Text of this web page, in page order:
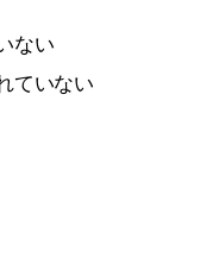
ない
ていない